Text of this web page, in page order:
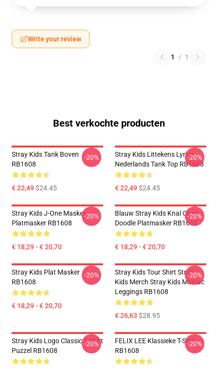
Write your review
1 / 1
Best verkochte producten
Stray Kids Tank Boven
RB1608
€ 22,49$24.45
-20%
Stray Kids Littekens Lyrics
Nederlands Tank Top RB1608
€ 22,49$24.45
-20%
Stray Kids J-One Masker
Platmasker RB1608
€ 18,29 - € 20,70
-20%
Blauw Stray Kids Knal Chan
Doodle Platmasker RB1608
€ 18,29 - € 20,70
-20%
Stray Kids Plat Masker
RB1608
€ 18,29 - € 20,70
-20%
Stray Kids Tour Shirt Stray
Kids Merch Stray Kids Maniac
Leggings RB1608
€ 26,63 $28.95
-20%
Stray Kids Logo Classic T Shirt
Puzzel RB1608
-20%
FELIX LEE Klassieke T-Shirt
RB1608
-20%